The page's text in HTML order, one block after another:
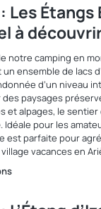
Les Étangs
à
notre camping en
ensemble de lacs
d’un niveau
paysages
et alpages, le sentier
. Idéale pour les
est parfaite pour
vacances en